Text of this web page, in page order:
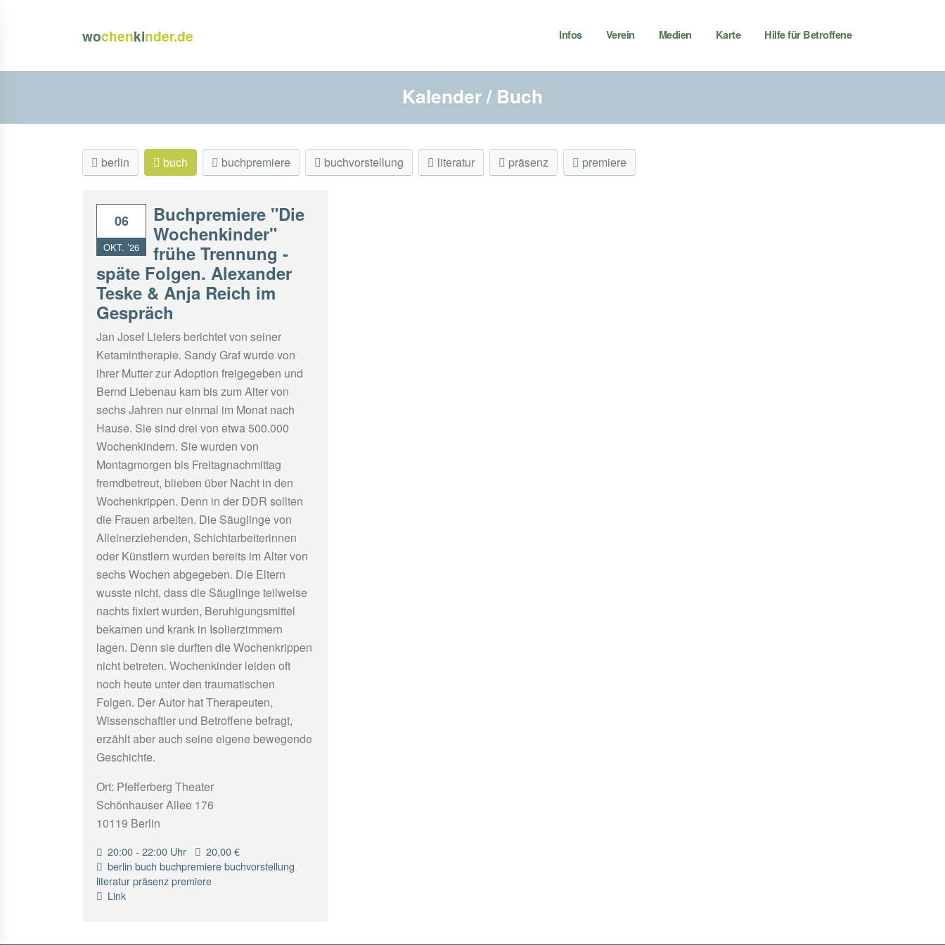
wochenkinder.de Infos Verein Medien Karte Hilfe für Betroffene
Kalender / Buch
berlin buch buchpremiere buchvorstellung literatur präsenz premiere
06
OKT. ’26
Buchpremiere "Die
Wochenkinder"
frühe Trennung -
späte Folgen. Alexander
Teske & Anja Reich im
Gespräch
Jan Josef Liefers berichtet von seiner
Ketamintherapie. Sandy Graf wurde von
ihrer Mutter zur Adoption freigegeben und
Bernd Liebenau kam bis zum Alter von
sechs Jahren nur einmal im Monat nach
Hause. Sie sind drei von etwa 500.000
Wochenkindern. Sie wurden von
Montagmorgen bis Freitagnachmittag
fremdbetreut, blieben über Nacht in den
Wochenkrippen. Denn in der DDR sollten
die Frauen arbeiten. Die Säuglinge von
Alleinerziehenden, Schichtarbeiterinnen
oder Künstlern wurden bereits im Alter von
sechs Wochen abgegeben. Die Eltern
wusste nicht, dass die Säuglinge teilweise
nachts fixiert wurden, Beruhigungsmittel
bekamen und krank in Isolierzimmern
lagen. Denn sie durften die Wochenkrippen
nicht betreten. Wochenkinder leiden oft
noch heute unter den traumatischen
Folgen. Der Autor hat Therapeuten,
Wissenschaftler und Betroffene befragt,
erzählt aber auch seine eigene bewegende
Geschichte.
Ort: Pfefferberg Theater
Schönhauser Allee 176
10119 Berlin
20:00 - 22:00 Uhr
20,00 €
berlin buch buchpremierebuchvorstellung
literaturpräsenzpremiere
Link